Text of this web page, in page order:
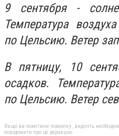
9 сентября -
Температура
по Цельсию. Ветер
В пятницу, 10
осадков.
по Цельсию. Ветер
Якщо ви помітили помилку, виділіть
повідомити про це редакцію